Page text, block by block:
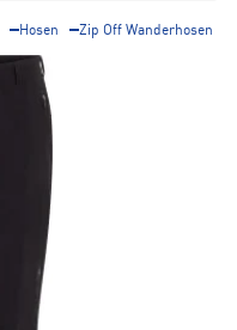
Hosen Zip Off Wanderhosen